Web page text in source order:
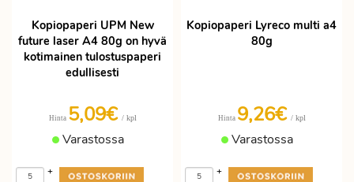
Kopiopaperi UPM New
future laser A4 80g on hyvä
kotimainen tulostuspaperi
edullisesti
Hinta 5,09€ / kpl
Varastossa
+
Kopiopaperi Lyreco multi a4
80g
Hinta 9,26€ / kpl
Varastossa
+